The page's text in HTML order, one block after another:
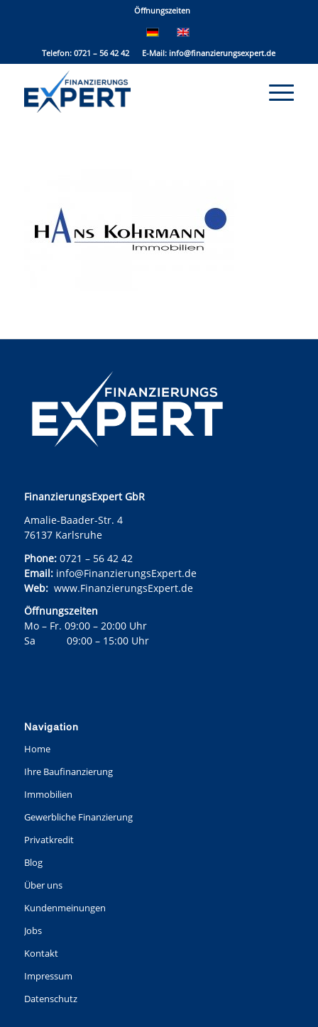
Öffnungszeiten
Telefon: 0721 – 56 42 42 E-Mail: info@finanzierungsexpert.de
FinanzierungsExpert GbR
Amalie-Baader-Str. 4
76137 Karlsruhe
Phone:0721 – 56 42 42
Email: info@FinanzierungsExpert.de
Web: www.FinanzierungsExpert.de
Öffnungszeiten
Mo – Fr. 09:00 – 20:00 Uhr
Sa 09:00 – 15:00 Uhr
Navigation
Home
Ihre Baufinanzierung
Immobilien
Gewerbliche Finanzierung
Privatkredit
Blog
Über uns
Kundenmeinungen
Jobs
Kontakt
Impressum
Datenschutz